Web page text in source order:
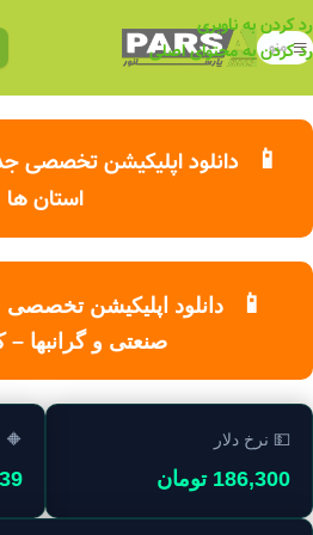
رد کردن به ناوبری
رد کردن به محتوای اصلی
منو
📱
دانلود اپلیکیشن تخصصی
استان ها
📱
دانلود اپلیکیشن
صنعتی و گرانبها –
💵 نرخ دلار
186,300 تومان
🔶